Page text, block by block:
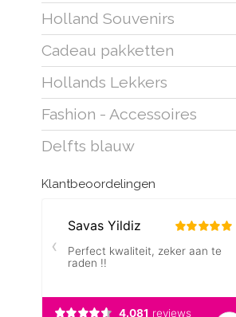
Holland Souvenirs
Cadeau pakketten
Hollands Lekkers
Fashion - Accessoires
Delfts blauw
Klantbeoordelingen